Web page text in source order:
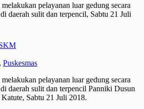
pelayanan luar gedung secara
daerah sulit dan terpencil, Sabtu 21 Juli
, Puskesmas
pelayanan luar gedung secara
daerah sulit dan terpencil Panniki Dusun
Sabtu 21 Juli 2018.